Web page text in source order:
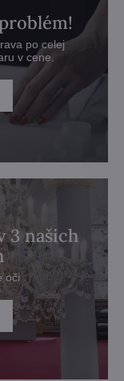
po celej
v cene.
3 našich
oči